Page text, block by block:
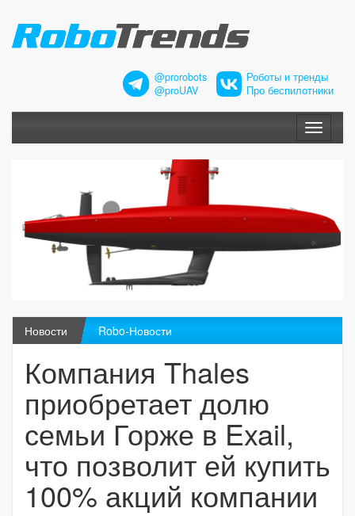
@prorobots
@proUAV
Роботы и тренды
Про беспилотники
Меню
Новости Robo-Новости
Компания Thales
приобретает долю
семьи Горже в Exail,
что позволит ей купить
100% акций компании